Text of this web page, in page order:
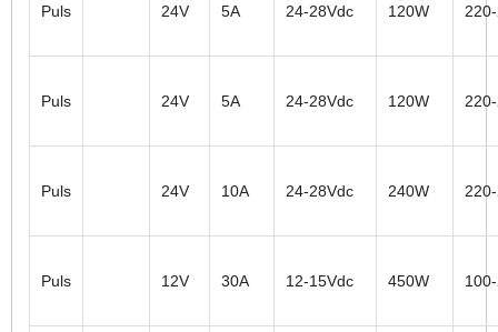
Puls 24V 5A 24-28Vdc 120W
Puls 24V 5A 24-28Vdc 120W
Puls 24V 10A 24-28Vdc 240W
Puls 12V 30A 12-15Vdc 450W